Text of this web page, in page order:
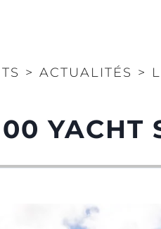
> ACTUALITÉS >
YACHT